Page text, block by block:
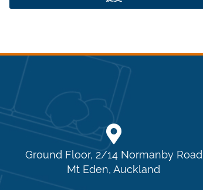
Ground Floor, 2/14 Normanby Road
Mt Eden, Auckland